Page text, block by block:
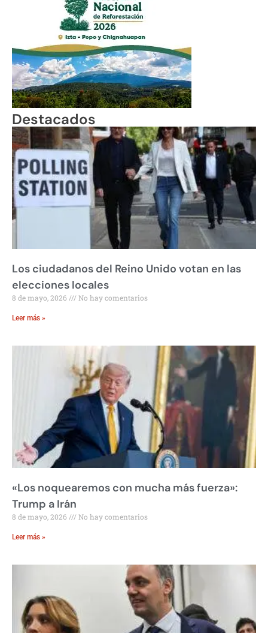
Destacados
Los ciudadanos del Reino Unido votan en las
elecciones locales
8 de mayo, 2026 No hay comentarios
Leer más »
«Los noquearemos con mucha más fuerza»:
Trump a Irán
8 de mayo, 2026 No hay comentarios
Leer más »